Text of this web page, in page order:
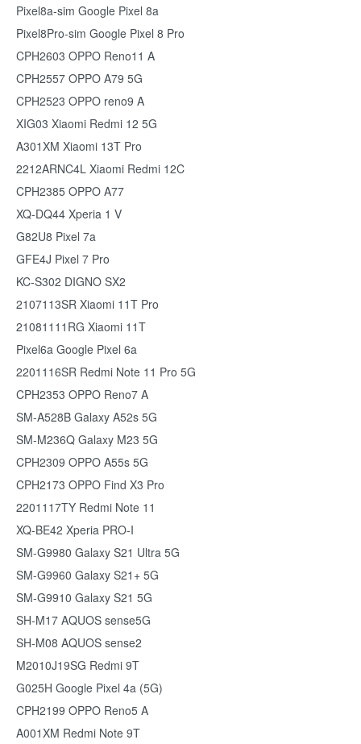
Pixel8a-sim Google Pixel 8a
Pixel8Pro-sim Google Pixel 8 Pro
CPH2603 OPPO Reno11 A
CPH2557 OPPO A79 5G
CPH2523 OPPO reno9 A
XIG03 Xiaomi Redmi 12 5G
A301XM Xiaomi 13T Pro
2212ARNC4L Xiaomi Redmi 12C
CPH2385 OPPO A77
XQ-DQ44 Xperia 1 V
G82U8 Pixel 7a
GFE4J Pixel 7 Pro
KC-S302 DIGNO SX2
2107113SR Xiaomi 11T Pro
21081111RG Xiaomi 11T
Pixel6a Google Pixel 6a
2201116SR Redmi Note 11 Pro 5G
CPH2353 OPPO Reno7 A
SM-A528B Galaxy A52s 5G
SM-M236Q Galaxy M23 5G
CPH2309 OPPO A55s 5G
CPH2173 OPPO Find X3 Pro
2201117TY Redmi Note 11
XQ-BE42 Xperia PRO-I
SM-G9980 Galaxy S21 Ultra 5G
SM-G9960 Galaxy S21+ 5G
SM-G9910 Galaxy S21 5G
SH-M17 AQUOS sense5G
SH-M08 AQUOS sense2
M2010J19SG Redmi 9T
G025H Google Pixel 4a (5G)
CPH2199 OPPO Reno5 A
A001XM Redmi Note 9T